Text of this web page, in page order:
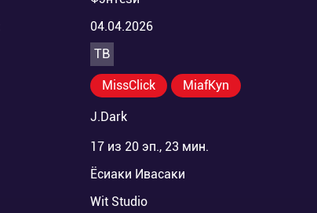
04.04.2026
ТВ
MissClick MiafKyn
J.Dark
17 из 20 эп., 23 мин.
Ёсиаки Ивасаки
Wit Studio